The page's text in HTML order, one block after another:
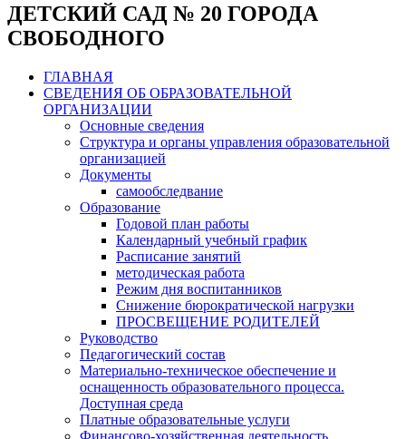
ДЕТСКИЙ САД № 20 ГОРОДА
СВОБОДНОГО
ГЛАВНАЯ
СВЕДЕНИЯ ОБ ОБРАЗОВАТЕЛЬНОЙ
ОРГАНИЗАЦИИ
Основные сведения
Структура и органы управления образовательной
организацией
Документы
самообследвание
Образование
Годовой план работы
Календарный учебный график
Расписание занятий
методическая работа
Режим дня воспитанников
Снижение бюрократической нагрузки
ПРОСВЕЩЕНИЕ РОДИТЕЛЕЙ
Руководство
Педагогический состав
Материально-техническое обеспечение и
оснащенность образовательного процесса.
Доступная среда
Платные образовательные услуги
Финансово-хозяйственная деятельность